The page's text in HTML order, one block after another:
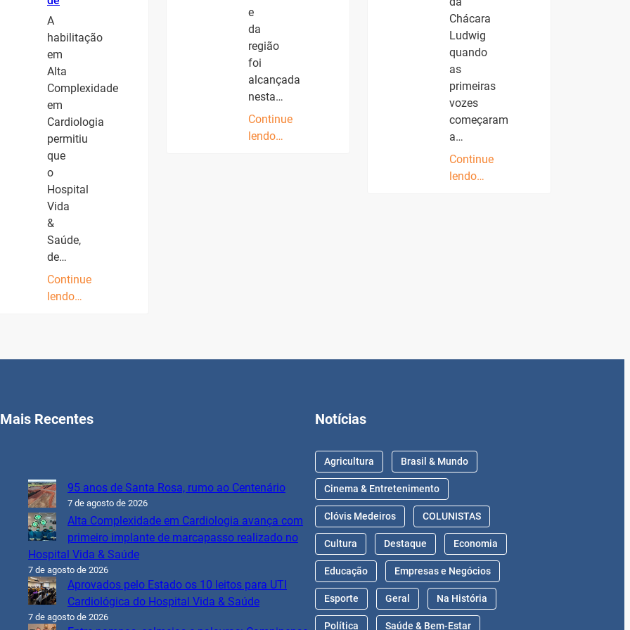
A
habilitação
em
Alta
Complexidade
em
Cardiologia
permitiu
que
o
Hospital
Vida
&
Saúde,
de…
Continue
lendo…
e
da
região
foi
alcançada
nesta…
Continue
lendo…
Chácara
Ludwig
quando
as
primeiras
vozes
começaram
a…
Continue
lendo…
Mais Recentes
95 anos de Santa Rosa, rumo ao Centenário
7 de agosto de 2026
Alta Complexidade em Cardiologia avança com
primeiro implante de marcapasso realizado no
Hospital Vida & Saúde
7 de agosto de 2026
Aprovados pelo Estado os 10 leitos para UTI
Cardiológica do Hospital Vida & Saúde
7 de agosto de 2026
Notícias
Agricultura Brasil & Mundo
Cinema & Entretenimento
Clóvis Medeiros COLUNISTAS
Cultura Destaque Economia
Educação Empresas e Negócios
Esporte Geral Na História
Política Saúde & Bem-Estar